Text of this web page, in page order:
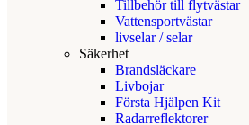
Tillbehör till flytvästar
Vattensportvästar
livselar / selar
Säkerhet
Brandsläckare
Livbojar
Första Hjälpen Kit
Radarreflektorer